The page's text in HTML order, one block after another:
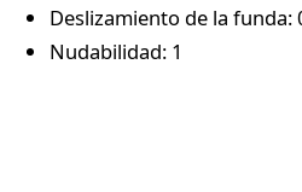
Deslizamiento de la funda:
Nudabilidad: 1